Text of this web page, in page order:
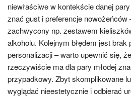
niewłaściwe w kontekście danej
znać gust i preferencje nowożeńców
zachwycony np. zestawem
alkoholu. Kolejnym błędem jest
personalizacji – warto upewnić się,
rzeczywiście ma dla pary młodej
przypadkowy. Zbyt skomplikowane
wyglądać nieestetycznie i odbierać